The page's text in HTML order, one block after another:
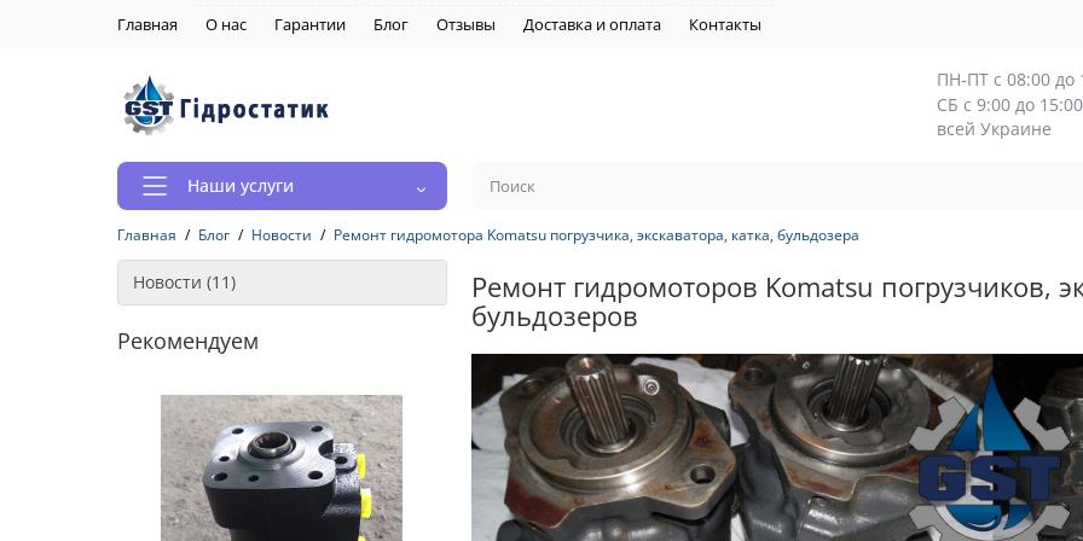
Главная О нас Гарантии Блог Отзывы Доставка и оплата Контакты
ПН-ПТ с 08:00 до
СБ с 9:00 до
всей Украине
Наши услуги
Главная Блог Новости Ремонт гидромотора Komatsu погрузчика, экскаватора, катка, бульдозера
Новости (11)
Рекомендуем
Ремонт гидромоторов Komatsu погрузчиков,
бульдозеров